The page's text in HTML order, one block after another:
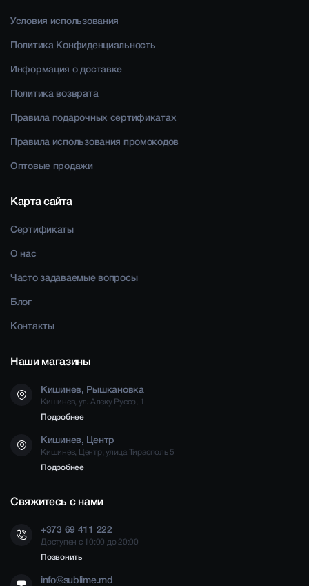
Условия использования
Политика Конфиденциальность
Информация о доставке
Политика возврата
Правила подарочных сертификатах
Правила использования промокодов
Оптовые продажи
Карта сайта
Сертификаты
О нас
Часто задаваемые вопросы
Блог
Контакты
Наши магазины
Кишинев, Рышкановка
Кишинев, ул. Алеку Руссо, 1
Подробнее
Кишинев, Центр
Кишинев, Центр, улица Тирасполь 5
Подробнее
Свяжитесь с нами
+373 69 411 222
Доступен с 10:00 до 20:00
Позвонить
info@sublime.md